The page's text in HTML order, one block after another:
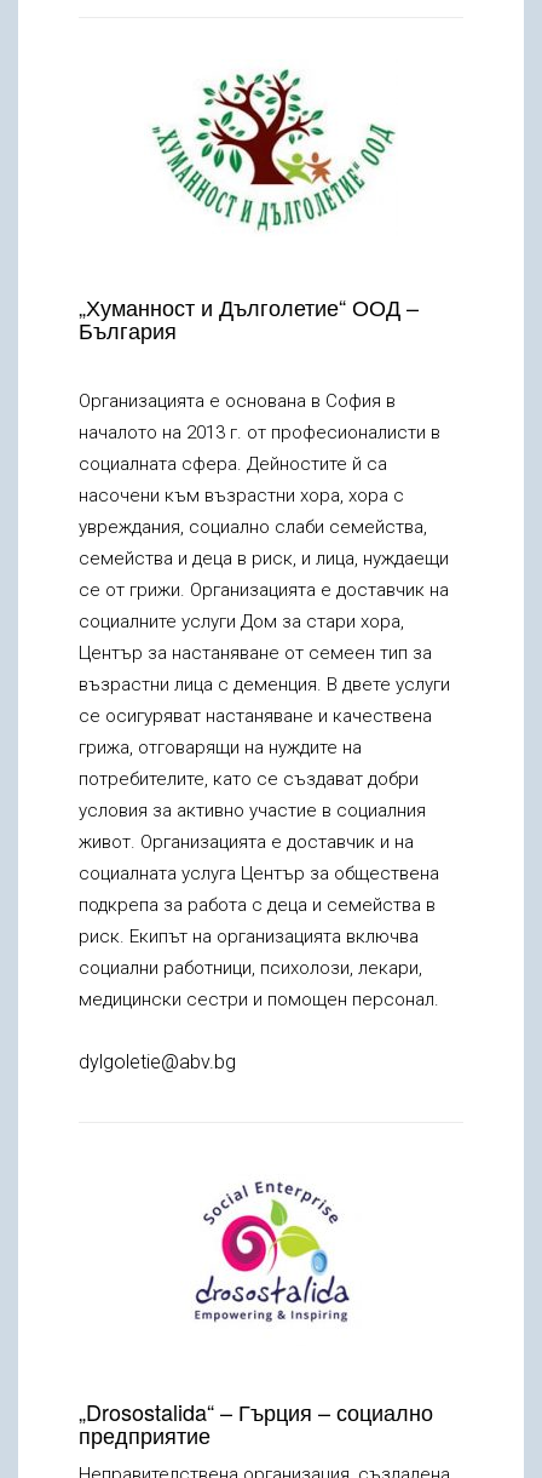
„Хуманност и Дълголетие“ ООД –
България
Организацията е основана в София в
началото на 2013 г. от професионалисти в
социалната сфера. Дейностите й са
насочени към възрастни хора, хора с
увреждания, социално слаби семейства,
семейства и деца в риск, и лица, нуждаещи
се от грижи. Организацията е доставчик на
социалните услуги Дом за стари хора,
Център за настаняване от семеен тип за
възрастни лица с деменция. В двете услуги
се осигуряват настаняване и качествена
грижа, отговарящи на нуждите на
потребителите, като се създават добри
условия за активно участие в социалния
живот. Организацията е доставчик и на
социалната услуга Център за обществена
подкрепа за работа с деца и семейства в
риск. Екипът на организацията включва
социални работници, психолози, лекари,
медицински сестри и помощен персонал.
dylgoletie@abv.bg
„Drosostalida“ – Гърция – социално
предприятие